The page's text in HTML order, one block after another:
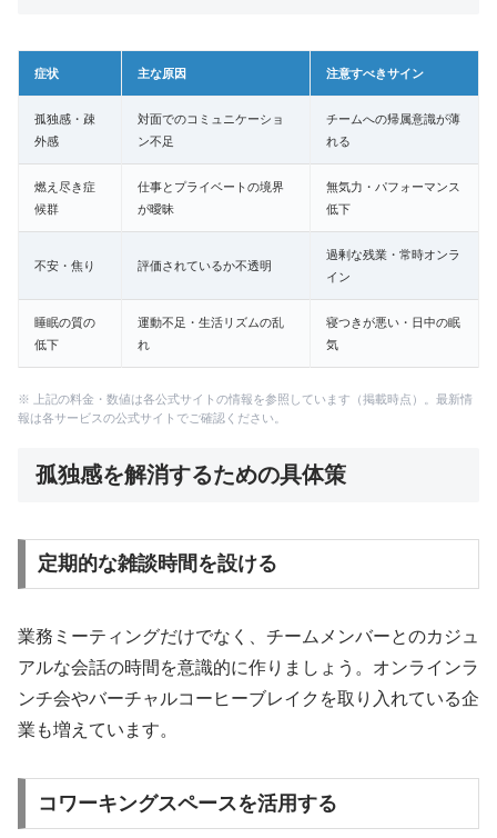
症状 主な原因 注意すべきサイン
孤独感・疎
外感
対面でのコミュニケーショ
ン不足
チームへの帰属意識が薄
れる
燃え尽き症
候群
仕事とプライベートの境界
が曖昧
無気力・パフォーマンス
低下
不安・焦り 評価されているか不透明
過剰な残業・常時オンラ
イン
睡眠の質の
低下
運動不足・生活リズムの乱
れ
寝つきが悪い・日中の眠
気
※ 上記の料金・数値は各公式サイトの情報を参照しています（掲載時点）。最新情
報は各サービスの公式サイトでご確認ください。
孤独感を解消するための具体策
定期的な雑談時間を設ける
業務ミーティングだけでなく、チームメンバーとのカジュ
アルな会話の時間を意識的に作りましょう。オンラインラ
ンチ会やバーチャルコーヒーブレイクを取り入れている企
業も増えています。
コワーキングスペースを活用する